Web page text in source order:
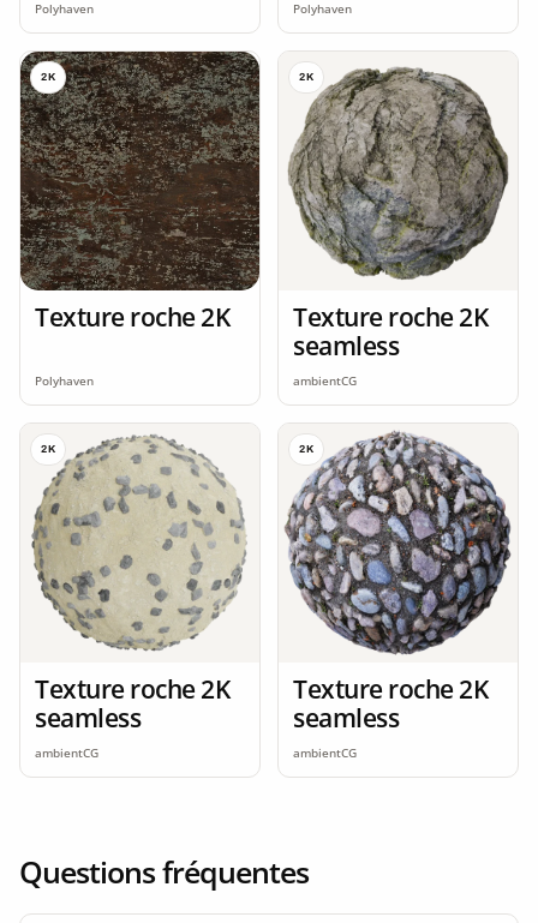
Polyhaven Polyhaven
2K
Texture roche 2K
Polyhaven
2K
Texture roche 2K
seamless
ambientCG
2K
Texture roche 2K
seamless
ambientCG
2K
Texture roche 2K
seamless
ambientCG
Questions fréquentes